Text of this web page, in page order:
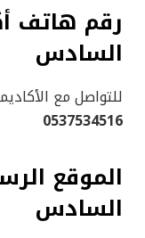
رقم هاتف
السادس
للتواصل مع
0537534516
الموقع
السادس